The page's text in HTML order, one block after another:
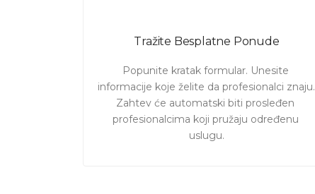
Tražite Besplatne Ponude
Popunite kratak formular. Unesite
informacije koje želite da profesionalci znaju.
Zahtev će automatski biti prosleđen
profesionalcima koji pružaju određenu
uslugu.